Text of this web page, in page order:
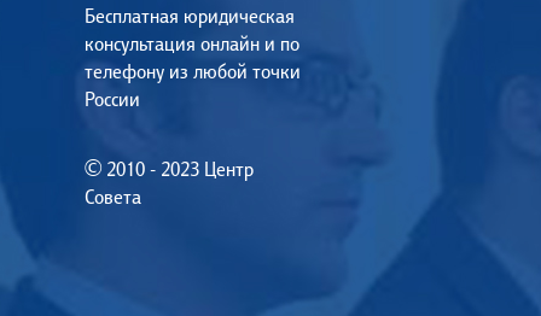
Бесплатная юридическая
консультация онлайн и по
телефону из любой точки
России
© 2010 - 2023 Центр
Совета